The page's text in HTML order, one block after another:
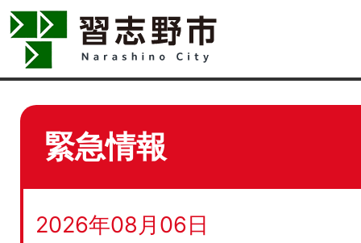
緊急情報
2026年08月06日